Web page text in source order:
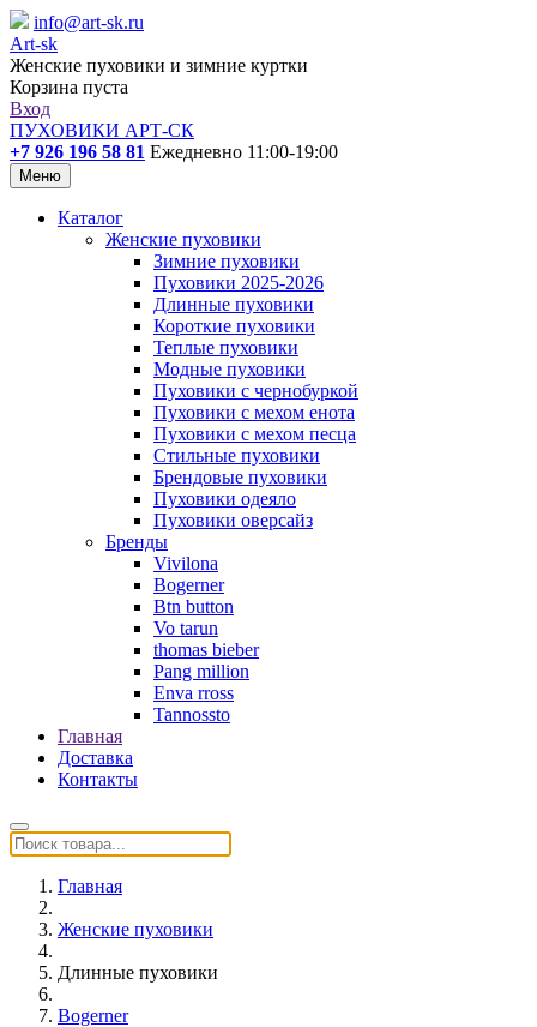
info@art-sk.ru
Art-sk
Женские пуховики и зимние куртки
Корзина пуста
Вход
ПУХОВИКИ АРТ-СК
+7 926 196 58 81 Ежедневно 11:00-19:00
Меню
Каталог
Женские пуховики
Зимние пуховики
Пуховики 2025-2026
Длинные пуховики
Короткие пуховики
Теплые пуховики
Модные пуховики
Пуховики с чернобуркой
Пуховики с мехом енота
Пуховики с мехом песца
Стильные пуховики
Брендовые пуховики
Пуховики одеяло
Пуховики оверсайз
Бренды
Vivilona
Bogerner
Btn button
Vo tarun
thomas bieber
Pang million
Enva rross
Tannossto
Главная
Доставка
Контакты
Главная
Женские пуховики
Длинные пуховики
Bogerner